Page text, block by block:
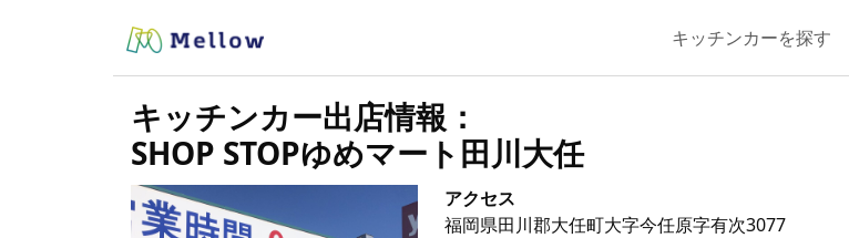
キッチンカーを探す
キッチンカー出店情報：
SHOP STOPゆめマート田川大任
アクセス
福岡県田川郡大任町大字今任原字有次3077